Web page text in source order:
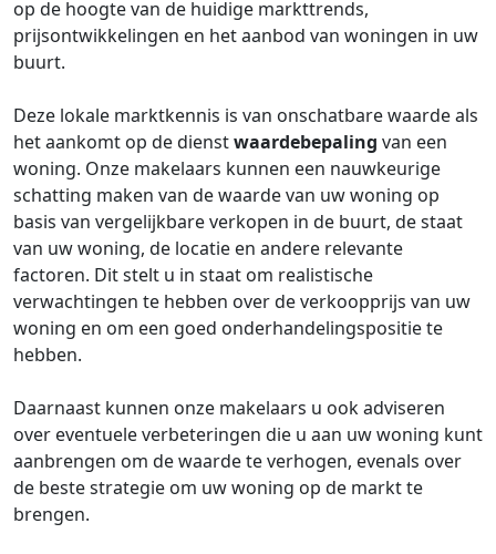
op de hoogte van de huidige markttrends,
prijsontwikkelingen en het aanbod van woningen in uw
buurt.
Deze lokale marktkennis is van onschatbare waarde als
het aankomt op de dienstwaardebepaling van een
woning. Onze makelaars kunnen een nauwkeurige
schatting maken van de waarde van uw woning op
basis van vergelijkbare verkopen in de buurt, de staat
van uw woning, de locatie en andere relevante
factoren. Dit stelt u in staat om realistische
verwachtingen te hebben over de verkoopprijs van uw
woning en om een goed onderhandelingspositie te
hebben.
Daarnaast kunnen onze makelaars u ook adviseren
over eventuele verbeteringen die u aan uw woning kunt
aanbrengen om de waarde te verhogen, evenals over
de beste strategie om uw woning op de markt te
brengen.